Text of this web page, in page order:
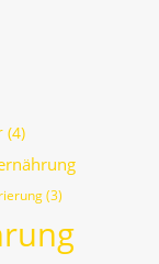
(4)
(3)